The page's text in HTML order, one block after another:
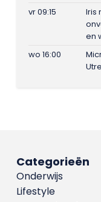
vr 09:15
Iris
en
wo 16:00
Categorieën
Onderwijs
Lifestyle